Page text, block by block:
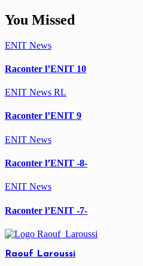
You Missed
ENIT News
Raconter l’ENIT 10
ENIT News RL
Raconter l’ENIT 9
ENIT News
Raconter l’ENIT -8-
ENIT News
Raconter l’ENIT -7-
Raouf Laroussi